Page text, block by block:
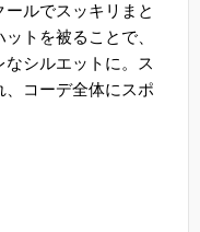
ルでスッキリまと
トを被ることで、
なシルエットに。ス
コーデ全体にスポ